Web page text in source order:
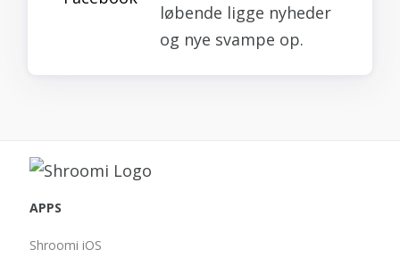
løbende ligge nyheder
og nye svampe op.
APPS
Shroomi iOS